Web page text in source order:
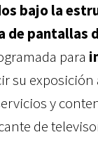
bajo la
pantallas
para
su
y
de